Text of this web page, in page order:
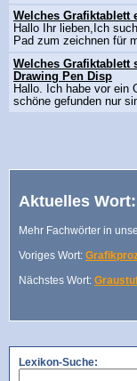
Welches Grafiktablett
Hallo Ihr lieben,Ich
Pad zum zeichnen für
Welches Grafiktablett
Drawing Pen Disp
Hallo. Ich habe vor ein
schöne gefunden nur
Aktuelles
Mehr Fachwörter in
Voriges Wort:
Nächstes Wort:
Lexikon-Suche: